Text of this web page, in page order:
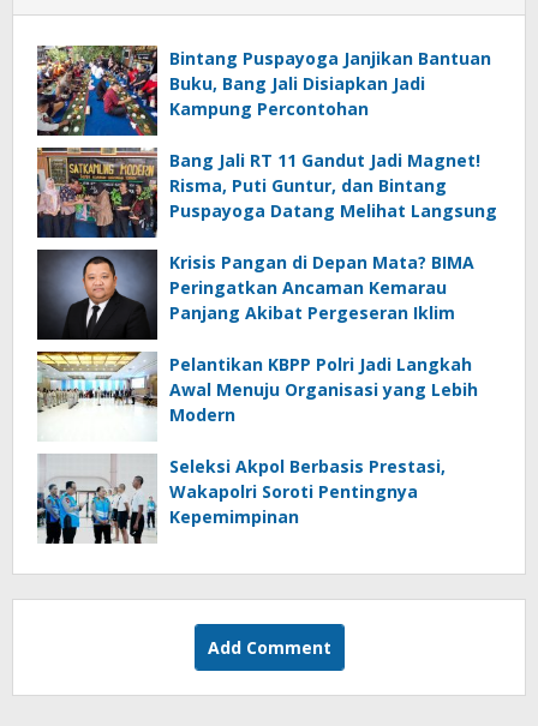
Bintang Puspayoga Janjikan Bantuan
Buku, Bang Jali Disiapkan Jadi
Kampung Percontohan
Bang Jali RT 11 Gandut Jadi Magnet!
Risma, Puti Guntur, dan Bintang
Puspayoga Datang Melihat Langsung
Krisis Pangan di Depan Mata? BIMA
Peringatkan Ancaman Kemarau
Panjang Akibat Pergeseran Iklim
Pelantikan KBPP Polri Jadi Langkah
Awal Menuju Organisasi yang Lebih
Modern
Seleksi Akpol Berbasis Prestasi,
Wakapolri Soroti Pentingnya
Kepemimpinan
Add Comment